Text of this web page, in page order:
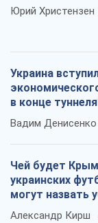
Юрий Христензен
Украина
в конце
Вадим Денисенко
Чей будет
украинских
могут назвать
Александр Кирш